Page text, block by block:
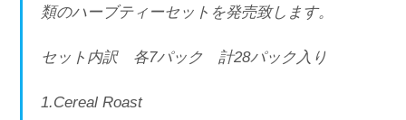
類のハーブティーセットを発売致します。
セット内訳 各7パック 計28パック入り
1.Cereal Roast